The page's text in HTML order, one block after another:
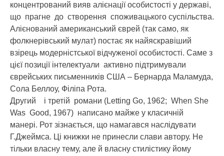
концентрований вияв алієнації особистості у державі,
що прагне до створення споживацького суспільства.
Алієнований американський єврей (так само, як
фолкнерівський мулат) постає як найяскравіший
взірець модерністської відчуженої особистості. Саме з
цієї позиції інтелектуали активно підтримували
єврейських письменників США – Бернарда Маламуда,
Сола Беллоу, Філіпа Рота.
Другий і третій романи (Letting Go, 1962; When She
Was Good, 1967) написано майже у класичній
манері. Рот зізнається, що намагався наслідувати
Г.Джеймса. Ці книжки не принесли слави автору. Не
тільки власну тему, але й власну стилістику йому